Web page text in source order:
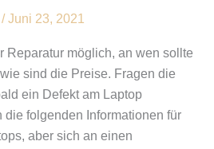
/Juni 23, 2021
Reparatur möglich, an wen sollte
sind die Preise. Fragen die
ein Defekt am Laptop
die folgenden Informationen für
aber sich an einen